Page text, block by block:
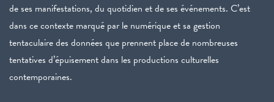
de ses manifestations, du quotidien et de ses événements. C’est
dans ce contexte marqué par le numérique et sa gestion
tentaculaire des données que prennent place de nombreuses
tentatives d’épuisement dans les productions culturelles
contemporaines.